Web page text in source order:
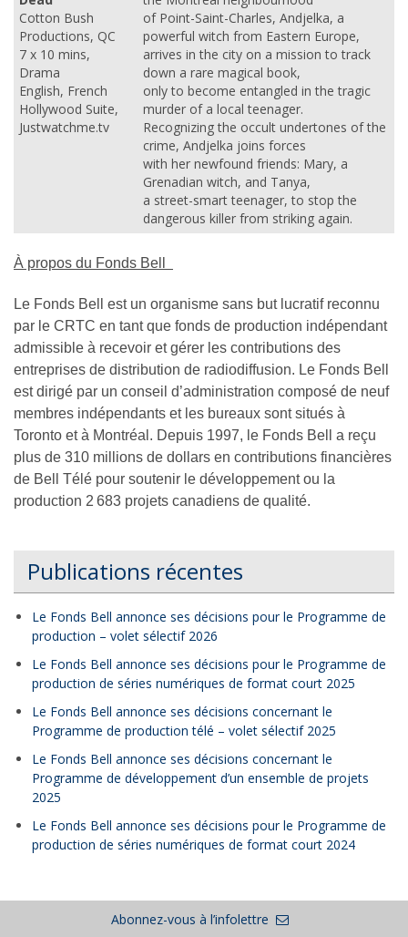
Cotton Bush
Productions, QC
7 x 10 mins,
Drama
English, French
Hollywood Suite,
Justwatchme.tv
of Point-Saint-Charles, Andjelka, a
powerful witch from Eastern Europe,
arrives in the city on a mission to track
down a rare magical book,
only to become entangled in the tragic
murder of a local teenager.
Recognizing the occult undertones of the
crime, Andjelka joins forces
with her newfound friends: Mary, a
Grenadian witch, and Tanya,
a street-smart teenager, to stop the
dangerous killer from striking again.
À propos du Fonds Bell
Le Fonds Bell est un organisme sans but lucratif reconnu
par le CRTC en tant que fonds de production indépendant
admissible à recevoir et gérer les contributions des
entreprises de distribution de radiodiffusion. Le Fonds Bell
est dirigé par un conseil d’administration composé de neuf
membres indépendants et les bureaux sont situés à
Toronto et à Montréal. Depuis 1997, le Fonds Bell a reçu
plus de 310 millions de dollars en contributions financières
de Bell Télé pour soutenir le développement ou la
production 2 683 projets canadiens de qualité.
Publications récentes
Le Fonds Bell annonce ses décisions pour le Programme de
production – volet sélectif 2026
Le Fonds Bell annonce ses décisions pour le Programme de
production de séries numériques de format court 2025
Le Fonds Bell annonce ses décisions concernant le
Programme de production télé – volet sélectif 2025
Le Fonds Bell annonce ses décisions concernant le
Programme de développement d’un ensemble de projets
2025
Le Fonds Bell annonce ses décisions pour le Programme de
production de séries numériques de format court 2024
Abonnez-vous à l’infolettre